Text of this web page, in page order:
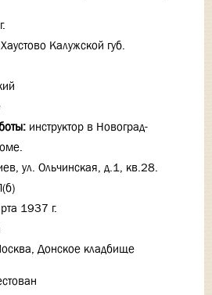
Калужской губ.
инструктор в Новоград-
ул. Ольчинская, д.1, кв.28.
1937 г.
Донское кладбище